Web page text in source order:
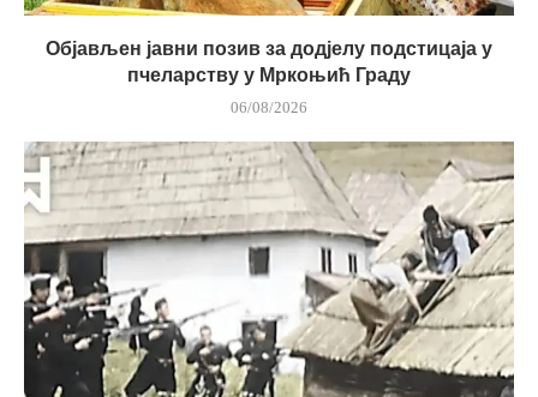
Објављен јавни позив за додјелу подстицаја у
пчеларству у Мркоњић Граду
06/08/2026